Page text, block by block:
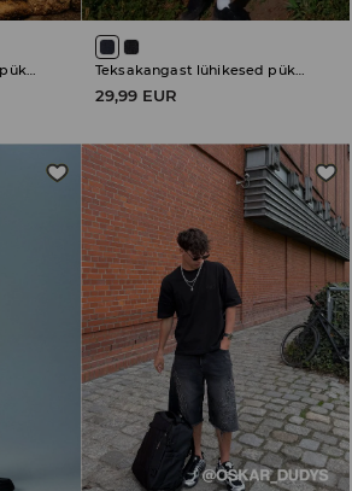
Teksakangast lühikesed püksid Teksakangast lühikesed püksid
29,99 EUR